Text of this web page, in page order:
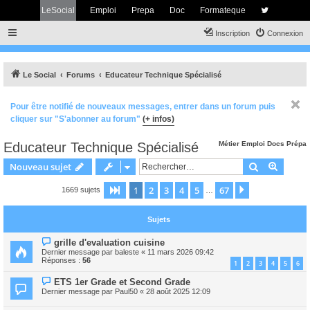
LeSocial Emploi Prepa Doc Formateque
Connexion
Inscription
Le Social Forums Educateur Technique Spécialisé
Pour être notifié de nouveaux messages, entrer dans un forum puis
cliquer sur "S'abonner au forum" (+ infos)
Métier Emploi Docs Prépa
Educateur Technique Spécialisé
Nouveau sujet Rechercher
1669 sujets Page 1sur67
1 2 3 4 5 67
Sujets
grille d'evaluation cuisine
Dernier message par baleste « 11 mars 2026 09:42
Réponses : 56 1 2 3 4 5 6
ETS 1er Grade et Second Grade
Dernier message par Paul50 « 28 août 2025 12:09